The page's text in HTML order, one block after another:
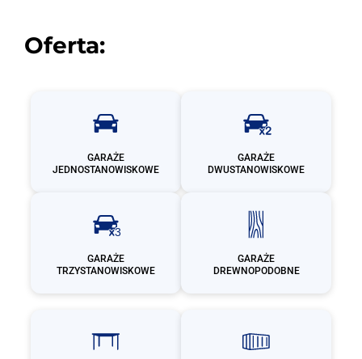
Oferta:
GARAŻE
JEDNOSTANOWISKOWE
GARAŻE
DWUSTANOWISKOWE
GARAŻE
TRZYSTANOWISKOWE
GARAŻE
DREWNOPODOBNE